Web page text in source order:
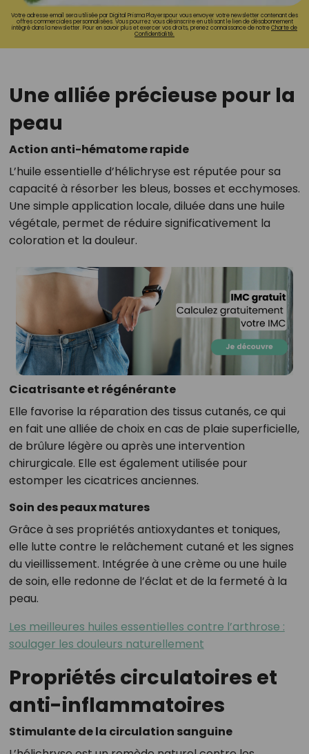
Votre adresse email sera utilisée par Digital Prisma Playerspour vous envoyer votre newsletter contenant des
offres commerciales personnalisées. Vous pourrez vous désinscrire en utilisant le lien de désabonnement
intégré dans la newsletter. Pour en savoir plus et exercer vos droits, prenez connaissance de notreCharte de
Confidentialité.
Une alliée précieuse pour la
peau
Action anti-hématome rapide
L’huile essentielle d’hélichryse est réputée pour sa
capacité à résorber les bleus, bosses et ecchymoses.
Une simple application locale, diluée dans une huile
végétale, permet de réduire significativement la
coloration et la douleur.
Cicatrisante et régénérante
Elle favorise la réparation des tissus cutanés, ce qui
en fait une alliée de choix en cas de plaie superficielle,
de brûlure légère ou après une intervention
chirurgicale. Elle est également utilisée pour
estomper les cicatrices anciennes.
Soin des peaux matures
Grâce à ses propriétés antioxydantes et toniques,
elle lutte contre le relâchement cutané et les signes
du vieillissement. Intégrée à une crème ou une huile
de soin, elle redonne de l’éclat et de la fermeté à la
peau.
Les meilleures huiles essentielles contre l’arthrose :
soulager les douleurs naturellement
Propriétés circulatoires et
anti-inflammatoires
Stimulante de la circulation sanguine